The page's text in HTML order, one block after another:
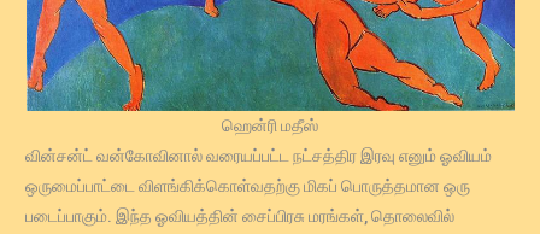
ஹென்ரி மதீஸ்
வின்சன்ட் வன்கோவினால் வரையப்பட்ட நட்சத்திர இரவு எனும் ஓவியம்
ஒருமைப்பாட்டை விளங்கிக்கொள்வதற்கு மிகப் பொருத்தமான ஒரு
படைப்பாகும். இந்த ஓவியத்தின் சைப்பிரசு மரங்கள், தொலைவில்